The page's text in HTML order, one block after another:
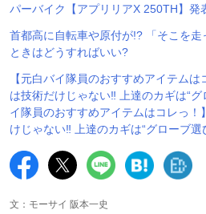
パーバイク【アプリリアX 250TH】発
首都高に自転車や原付が!? 「そこを
ときはどうすればいい?
【元白バイ隊員のおすすめアイテム
は技術だけじゃない‼ 上達のカギは“
イ隊員のおすすめアイテムはコレっ
けじゃない‼ 上達のカギは“グローブ選
文：モーサイ 阪本一史